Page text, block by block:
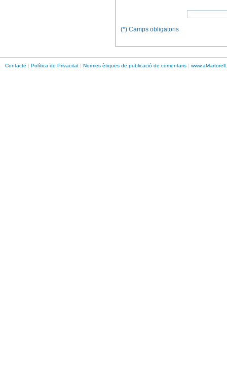
(*) Camps obligatoris
Contacte | Política de Privacitat | Normes ètiques de publicació de comentaris | www.aMartorell